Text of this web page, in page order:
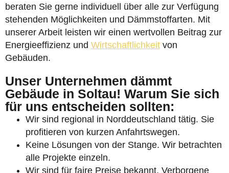
beraten Sie gerne individuell über alle zur Verfügung
stehenden Möglichkeiten und Dämmstoffarten. Mit
unserer Arbeit leisten wir einen wertvollen Beitrag zur
Energieeffizienz und Wirtschaftlichkeit von
Gebäuden.
Unser Unternehmen dämmt
Gebäude in Soltau! Warum Sie sich
für uns entscheiden sollten:
Wir sind regional in Norddeutschland tätig. Sie
profitieren von kurzen Anfahrtswegen.
Keine Lösungen von der Stange. Wir betrachten
alle Projekte einzeln.
Wir sind für faire Preise bekannt. Verborgene